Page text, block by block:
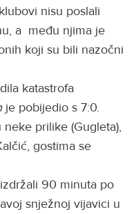
nisu poslali
a među njima je
koji su bili nazočni
katastrofa
je pobijedio s 7:0.
prilike (Gugleta),
gostima se
90 minuta po
snježnoj vijavici u